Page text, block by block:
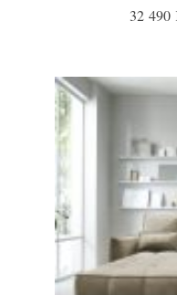
32 490